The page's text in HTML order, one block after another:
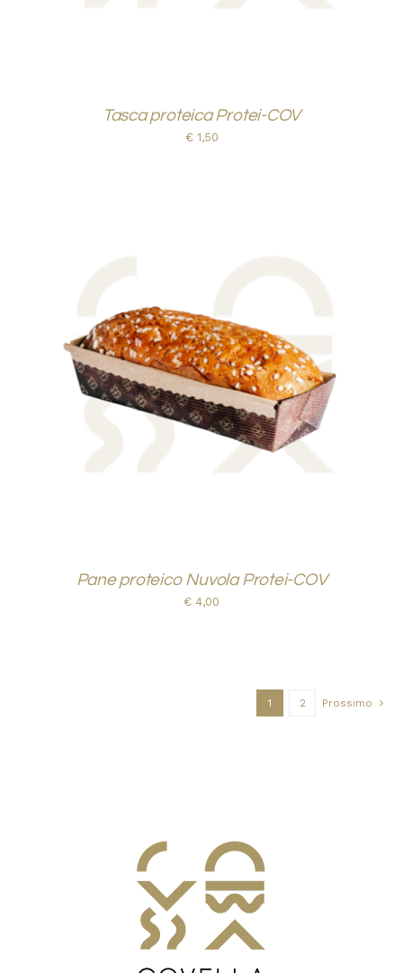
Tasca proteica Protei-COV
€1,50
AGGIUNGI AL CARRELLO
/
DETTAGLI
Pane proteico Nuvola Protei-COV
€ 4,00
1 2 Prossimo